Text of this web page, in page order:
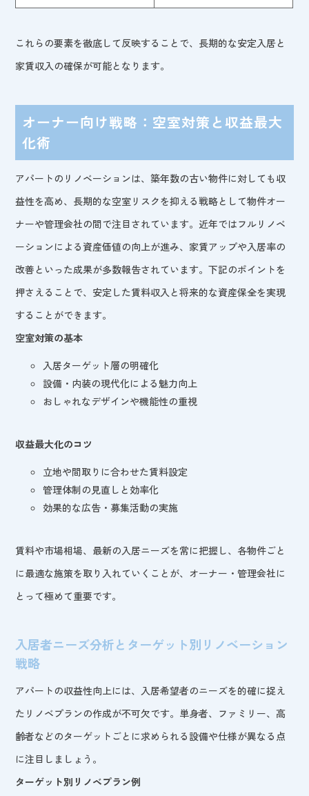
これらの要素を徹底して反映することで、長期的な安定入居と
家賃収入の確保が可能となります。
オーナー向け戦略：空室対策と収益最大
化術
アパートのリノベーションは、築年数の古い物件に対しても収
益性を高め、長期的な空室リスクを抑える戦略として物件オー
ナーや管理会社の間で注目されています。近年ではフルリノベ
ーションによる資産価値の向上が進み、家賃アップや入居率の
改善といった成果が多数報告されています。下記のポイントを
押さえることで、安定した賃料収入と将来的な資産保全を実現
することができます。
空室対策の基本
入居ターゲット層の明確化
設備・内装の現代化による魅力向上
おしゃれなデザインや機能性の重視
収益最大化のコツ
立地や間取りに合わせた賃料設定
管理体制の見直しと効率化
効果的な広告・募集活動の実施
賃料や市場相場、最新の入居ニーズを常に把握し、各物件ごと
に最適な施策を取り入れていくことが、オーナー・管理会社に
とって極めて重要です。
入居者ニーズ分析とターゲット別リノベーション
戦略
アパートの収益性向上には、入居希望者のニーズを的確に捉え
たリノベプランの作成が不可欠です。単身者、ファミリー、高
齢者などのターゲットごとに求められる設備や仕様が異なる点
に注目しましょう。
ターゲット別リノベプラン例